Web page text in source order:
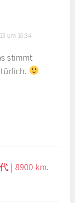
um 16:34
stimmt
| 8900 km.